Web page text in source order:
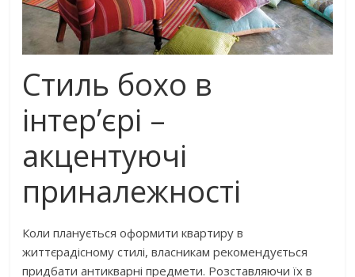
Стиль бохо в
інтер’єрі –
акцентуючі
приналежності
Коли планується оформити квартиру в
життєрадісному стилі, власникам рекомендується
придбати антикварні предмети. Розставляючи їх в